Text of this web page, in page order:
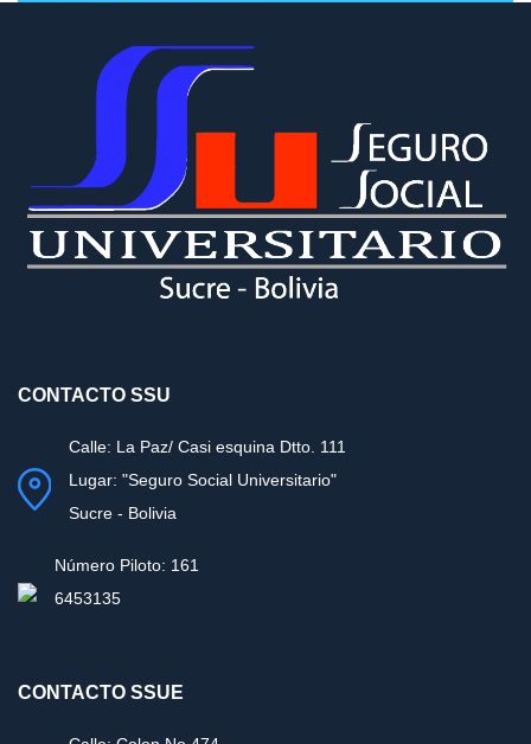
CONTACTO SSU
Calle: La Paz/ Casi esquina Dtto. 111
Lugar: "Seguro Social Universitario"
Sucre - Bolivia
Número Piloto: 161
6453135
CONTACTO SSUE